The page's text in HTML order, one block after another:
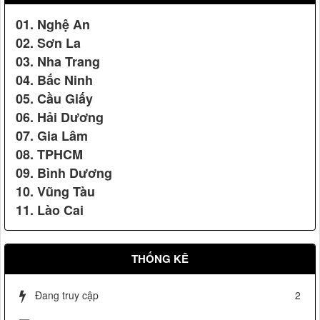
Vệ sỹ Võ Đường Ngọc Hòa bảo vệ Đ/c phó chủ tịch nước
Nguyễn Thị Doan(2007)
Cúp vàng chất lượng hội nhập
01. Nghệ An
02. Sơn La
03. Nha Trang
04. Bắc Ninh
05. Cầu Giấy
06. Hải Dương
07. Gia Lâm
08. TPHCM
09. Bình Dương
10. Vũng Tàu
11. Lào Cai
THỐNG KÊ
Đang truy cập
2